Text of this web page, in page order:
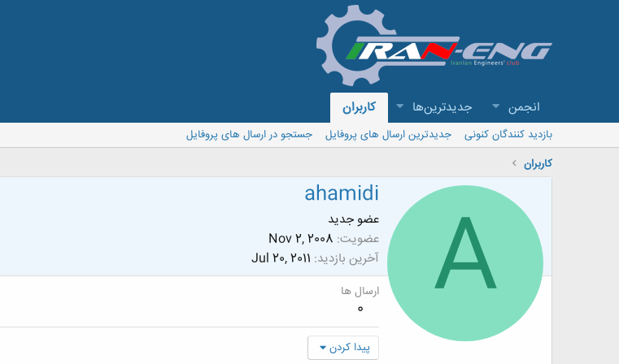
انجمن جدیدترین‌ها کاربران
بازدید کنندگان کنونی جدیدترین ارسال های پروفایل
جستجو در ارسال های پروفایل
کاربران
A
ahamidi
عضو جدید
عضویت Nov 2, 2008
آخرین بازدید Jul 20, 2011
ارسال ها
0
پیدا کردن